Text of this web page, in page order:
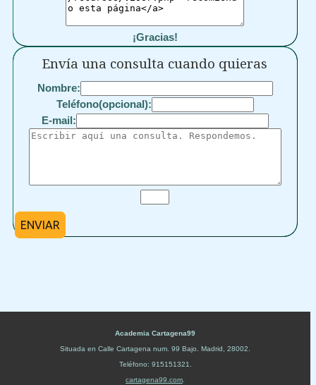
¡Gracias!
Envía una consulta cuando quieras
Nombre:
Teléfono(opcional):
E-mail:
ENVIAR
Academia Cartagena99
Situada en Calle Cartagena num. 99 Bajo Madrid 28002
Teléfono: 915151321
cartagena99.com